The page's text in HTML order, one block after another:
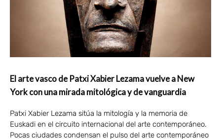
El arte vasco de Patxi Xabier Lezama vuelve a New
York con una mirada mitológica y de vanguardia
Patxi Xabier Lezama sitúa la mitología y la memoria de
Euskadi en el circuito internacional del arte contemporáneo.
Pocas ciudades condensan el pulso del arte contemporáneo